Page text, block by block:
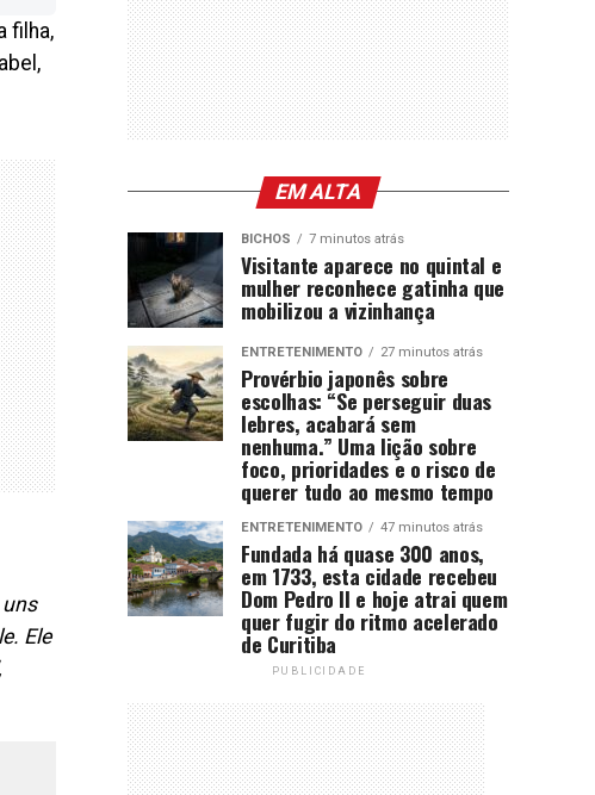
filha,
Ele
EM ALTA
BICHOS 7 minutos atrás
Visitante aparece no quintal e
mulher reconhece gatinha que
mobilizou a vizinhança
ENTRETENIMENTO 27 minutos atrás
Provérbio japonês sobre
escolhas: “Se perseguir duas
lebres, acabará sem
nenhuma.” Uma lição sobre
foco, prioridades e o risco de
querer tudo ao mesmo tempo
ENTRETENIMENTO 47 minutos atrás
Fundada há quase 300 anos,
em 1733, esta cidade recebeu
Dom Pedro II e hoje atrai quem
quer fugir do ritmo acelerado
de Curitiba
PUBLICIDADE